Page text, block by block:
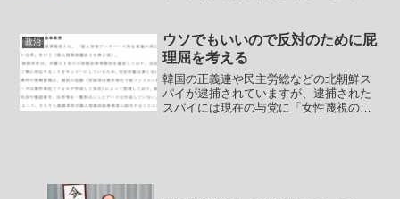
リティカルヒットしています。アカウン
トの所在地情報が開示さ...
政治
ウソでもいいので反対のために屁
理屈を考える
韓国の正義連や民主労総などの北朝鮮ス
パイが逮捕されていますが、逮捕された
スパイには現在の与党に「女性蔑視の党